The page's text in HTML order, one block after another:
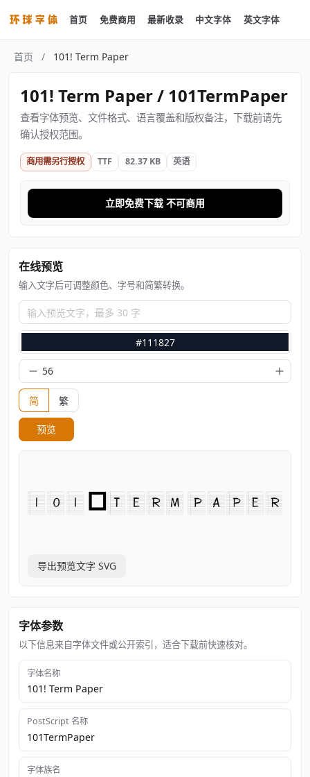
首页 免费商用 最新收录 中文字体 英文字体
首页 / 101! Term Paper
101! Term Paper / 101TermPaper
查看字体预览、文件格式、语言覆盖和版权备注，下载前请先
确认授权范围。
商用需另行授权 TTF 82.37 KB 英语
立即免费下载 不可商用
在线预览
输入文字后可调整颜色、字号和简繁转换。
输入预览文字，最多 30 字
#111827
简 繁
预览
导出预览文字 SVG
字体参数
以下信息来自字体文件或公开索引，适合下载前快速核对。
字体名称
101! Term Paper
PostScript 名称
101TermPaper
字体族名